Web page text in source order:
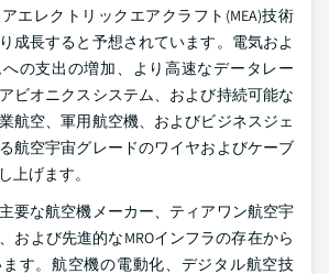
エレクトリックエアクラフト(MEA)技術
成長すると予想されています。電気およ
の支出の増加、より高速なデータレー
ビオニクスシステム、および持続可能な
航空、軍用航空機、およびビジネスジェ
航空宇宙グレードのワイヤおよびケーブ
上げます。
要な航空機メーカー、ティアワン航空宇
および先進的なMROインフラの存在から
す。航空機の電動化、デジタル航空技